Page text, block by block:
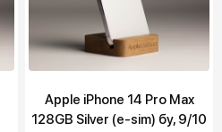
Apple iPhone 14 Pro Max
128GB Silver (e-sim) бу, 9/10